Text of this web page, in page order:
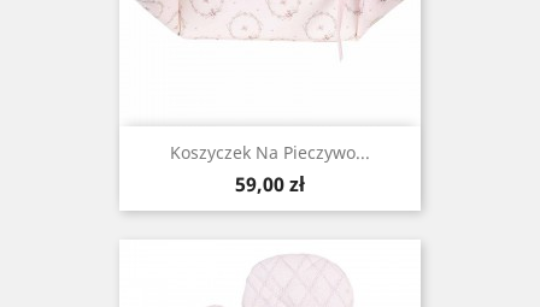
Koszyczek Na Pieczywo...
Cena
59,00 zł